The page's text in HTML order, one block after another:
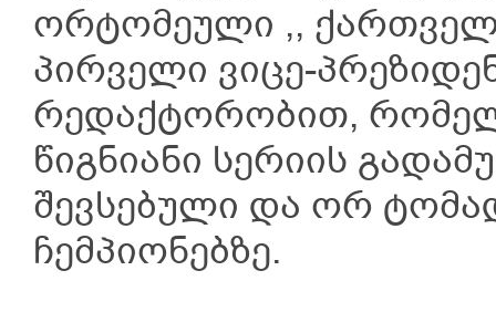
ორტომეული ,,
პირველი ვიცე-
რედაქტორობით,
წიგნიანი სერიის
შევსებული და ორ
ჩემპიონებზე.